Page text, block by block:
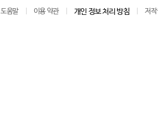
도움말 이용 약관 개인 정보 처리 방침 저